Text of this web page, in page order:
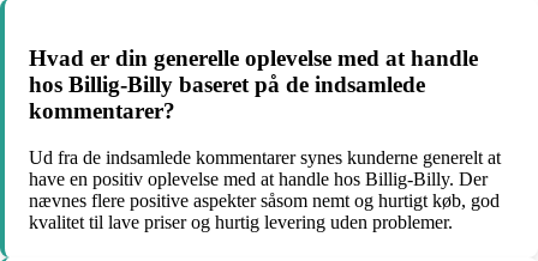
Hvad er din generelle oplevelse med at handle
hos Billig-Billy baseret på de indsamlede
kommentarer?
Ud fra de indsamlede kommentarer synes kunderne generelt at
have en positiv oplevelse med at handle hos Billig-Billy. Der
nævnes flere positive aspekter såsom nemt og hurtigt køb, god
kvalitet til lave priser og hurtig levering uden problemer.